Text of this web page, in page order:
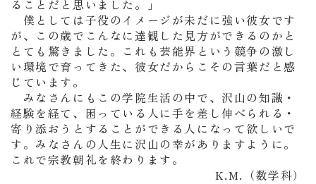
ることだと思いました。」
僕としては子役のイメージが未だに強い彼女です
が、この歳でこんなに達観した見方ができるのかと
とても驚きました。これも芸能界という競争の激し
い環境で育ってきた、彼女だからこその言葉だと感
じています。
みなさんにもこの学院生活の中で、沢山の知識・
経験を経て、困っている人に手を差し伸べられる・
寄り添おうとすることができる人になって欲しいで
す。みなさんの人生に沢山の幸がありますように。
これで宗教朝礼を終わります。
K.M.（数学科）